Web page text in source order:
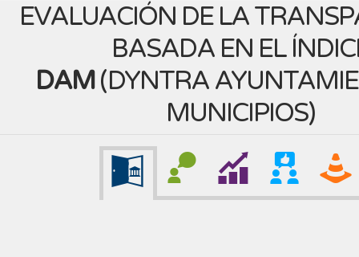
EVALUACIÓN DE LA
BASADA EN EL
DAM(DYNTRA
MUNICIPIOS)